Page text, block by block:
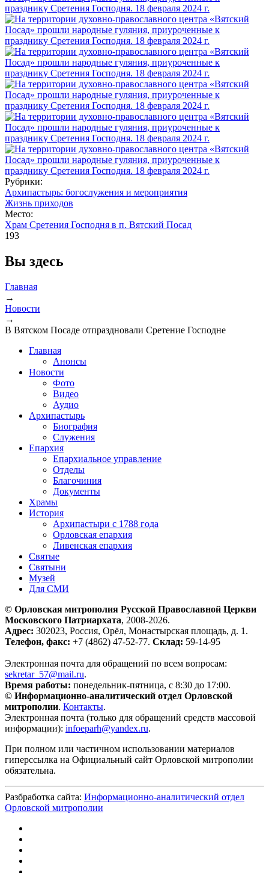
Рубрики:
Архипастырь: богослужения и мероприятия
Жизнь приходов
Место:
Храм Сретения Господня в п. Вятский Посад
193
Вы здесь
Главная
→
Новости
→
В Вятском Посаде отпраздновали Сретение Господне
Главная
Анонсы
Новости
Фото
Видео
Аудио
Архипастырь
Биография
Служения
Епархия
Епархиальное управление
Отделы
Благочиния
Документы
Храмы
История
Архипастыри с 1788 года
Орловская епархия
Ливенская епархия
Святые
Святыни
Музей
Для СМИ
© Орловская митрополия Русской Православной Церкви
Московского Патриархата, 2008-2026.
Адрес: 302023, Россия, Орёл, Монастырская площадь, д. 1.
Телефон, факс: +7 (4862) 47-52-77. Склад: 59-14-95
Электронная почта для обращений по всем вопросам:
sekretar_57@mail.ru.
Время работы: понедельник-пятница, с 8:30 до 17:00.
© Информационно-аналитический отдел Орловской
митрополии. Контакты.
Электронная почта (только для обращений средств массовой
информации): infoeparh@yandex.ru.
При полном или частичном использовании материалов
гиперссылка на Официальный сайт Орловской митрополии
обязательна.
Разбработка сайта: Информационно-аналитический отдел
Орловской митрополии